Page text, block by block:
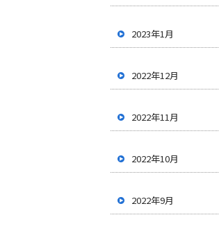
2023年1月
2022年12月
2022年11月
2022年10月
2022年9月